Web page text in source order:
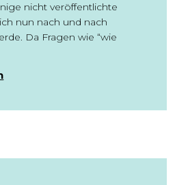
nicht veröffentlichte
nun nach und nach
Da Fragen wie “wie